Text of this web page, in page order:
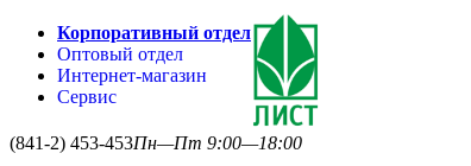
Корпоративный отдел
Оптовый отдел
Интернет-магазин
Сервис
(841-2) 453-453Пн—Пт 9:00—18:00